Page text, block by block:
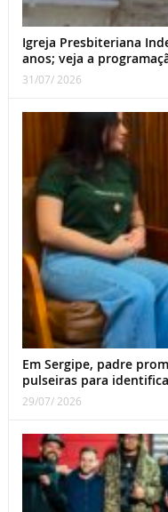
Igreja Presbiteriana
anos; veja a
31/07/ 2026
Em Sergipe, padre
pulseiras para
29/07/ 2026